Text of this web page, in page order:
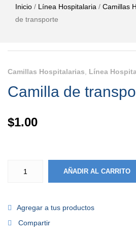
Inicio / Línea Hospitalaria / Camillas
de transporte
Camillas Hospitalarias Línea
Camilla de
$1.00
AÑADIR AL CARRITO
Agregar a tus productos
Compartir